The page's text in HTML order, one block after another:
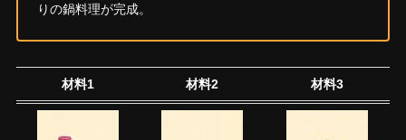
りの鍋料理が完成。
材料1 材料2 材料3